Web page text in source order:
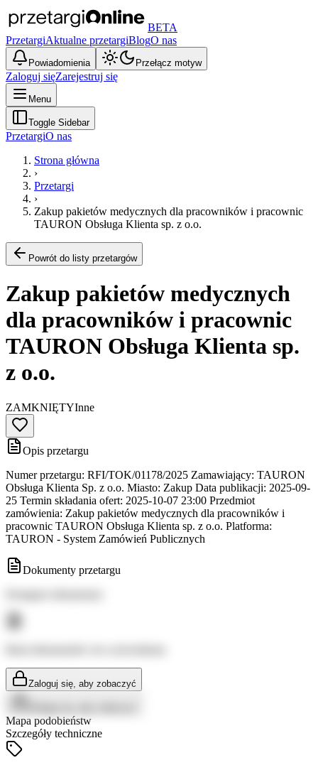
BETA
PrzetargiAktualne przetargiBlogO nas
Powiadomienia Przełącz motyw
Zaloguj sięZarejestruj się
Menu
Toggle Sidebar
PrzetargiO nas
Strona główna
›
Przetargi
›
Zakup pakietów medycznych dla pracowników i pracownic
TAURON Obsługa Klienta sp. z o.o.
Powrót do listy przetargów
Zakup pakietów medycznych
dla pracowników i pracownic
TAURON Obsługa Klienta sp.
z o.o.
ZAMKNIĘTYInne
Opis przetargu
Numer przetargu: RFI/TOK/01178/2025 Zamawiający: TAURON
Obsługa Klienta Sp. z o.o. Miasto: Zakup Data publikacji: 2025-09-
25 Termin składania ofert: 2025-10-07 23:00 Przedmiot
zamówienia: Zakup pakietów medycznych dla pracowników i
pracownic TAURON Obsługa Klienta sp. z o.o. Platforma:
TAURON - System Zamówień Publicznych
Dokumenty przetargu
Zaloguj się, aby zobaczyć
Mapa podobieństw
Szczegóły techniczne